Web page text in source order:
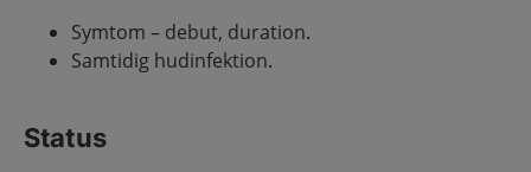
Symtom – debut, duration.
Samtidig hudinfektion.
Status